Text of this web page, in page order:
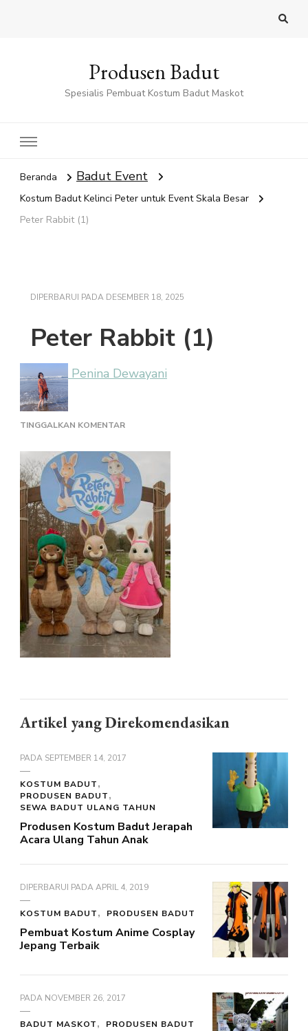
Produsen Badut
Spesialis Pembuat Kostum Badut Maskot
Beranda Badut Event
Kostum Badut Kelinci Peter untuk Event Skala Besar
Peter Rabbit (1)
DIPERBARUI PADA DESEMBER 18, 2025
Peter Rabbit (1)
Penina Dewayani
TINGGALKAN KOMENTARPADA
RABBIT
Artikel yang Direkomendasikan
PADA SEPTEMBER 14, 2017
KOSTUM BADUT
PRODUSEN BADUT
SEWA BADUT ULANG TAHUN
Produsen Kostum Badut Jerapah
Acara Ulang Tahun Anak
DIPERBARUI PADAAPRIL 4, 2019
KOSTUM BADUT PRODUSEN BADUT
Pembuat Kostum Anime Cosplay
Jepang Terbaik
PADA NOVEMBER 26, 2017
BADUT MASKOT PRODUSEN BADUT